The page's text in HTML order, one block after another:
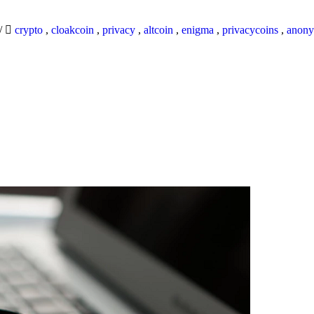
/ crypto , cloakcoin , privacy , altcoin , enigma , privacycoins ,